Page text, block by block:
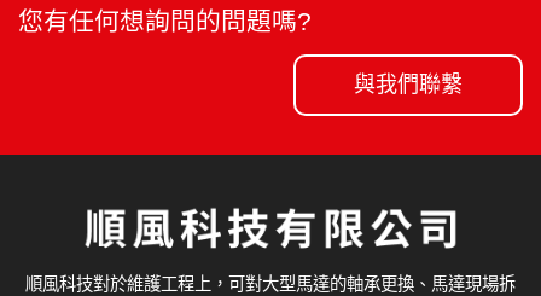
您有任何想詢問的問題嗎?
與我們聯繫
順風科技對於維護工程上，可對大型馬達的軸承更換、馬達現場拆